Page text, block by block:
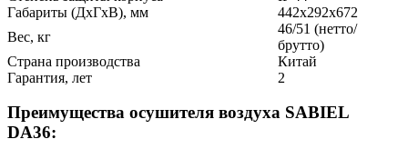
Габариты (ДxГxВ), мм
442х292x672
Вес, кг
46/51 (нетто/
брутто)
Страна производства
Китай
Гарантия, лет
2
Преимущества осушителя воздуха SABIEL
DA36: